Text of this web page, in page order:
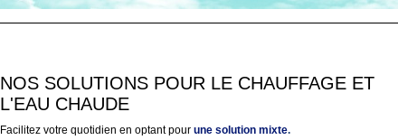
NOS SOLUTIONS POUR LE CHAUFFAGE ET
L'EAU CHAUDE
Facilitez votre quotidien en optant pour une solution mixte.